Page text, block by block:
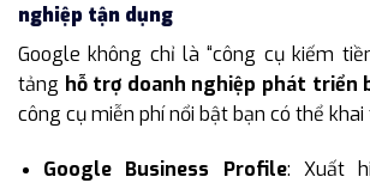
nghiệp tận dụng
Google không chỉ là “công cụ kiếm
tảng hỗ trợ doanh nghiệp phát triển
công cụ miễn phí nổi bật bạn có thể
Google Business Profile: Xuất